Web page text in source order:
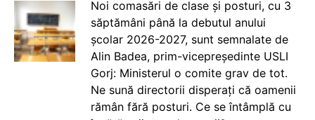
Noi comasări de clase și posturi, cu 3
săptămâni până la debutul anului
școlar 2026-2027, sunt semnalate de
Alin Badea, prim-vicepreședinte USLI
Gorj: Ministerul o comite grav de tot.
Ne sună directorii disperați că oamenii
rămân fără posturi. Ce se întâmplă cu